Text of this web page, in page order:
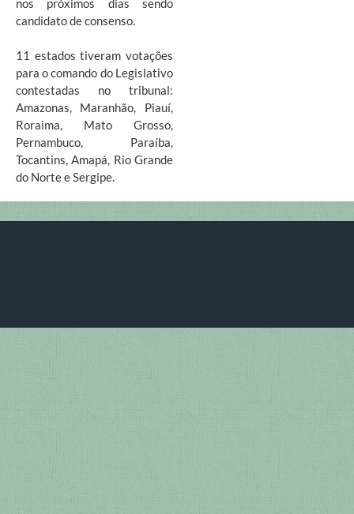
candidato de consenso.
11 estados tiveram votações
para o comando do Legislativo
contestadas no tribunal:
Amazonas, Maranhão, Piauí,
Roraima, Mato Grosso,
Pernambuco, Paraíba,
Tocantins, Amapá, Rio Grande
do Norte e Sergipe.